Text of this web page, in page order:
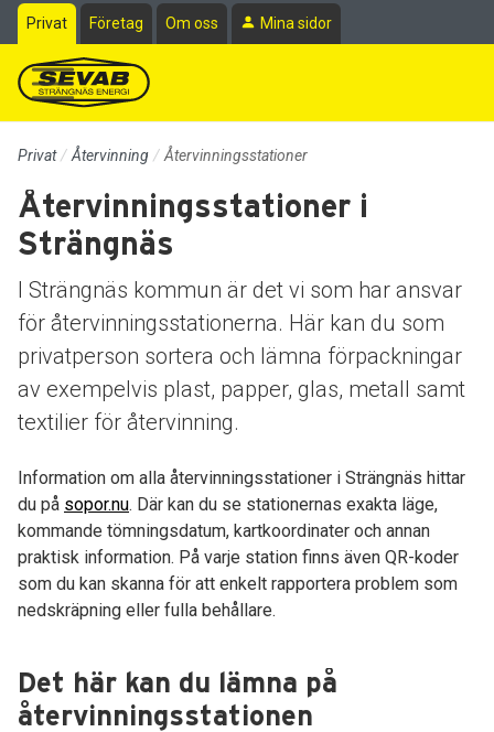
Till sidans huvudinnehåll
Privat Företag Om oss Mina sidor
Privat Återvinning Återvinningsstationer
Återvinningsstationer i
Strängnäs
I Strängnäs kommun är det vi som har ansvar
för återvinningsstationerna. Här kan du som
privatperson sortera och lämna förpackningar
av exempelvis plast, papper, glas, metall samt
textilier för återvinning.
Information om alla återvinningsstationer i Strängnäs hittar
du på sopor.nu. Där kan du se stationernas exakta läge,
kommande tömningsdatum, kartkoordinater och annan
praktisk information. På varje station finns även QR-koder
som du kan skanna för att enkelt rapportera problem som
nedskräpning eller fulla behållare.
Det här kan du lämna på
återvinningsstationen